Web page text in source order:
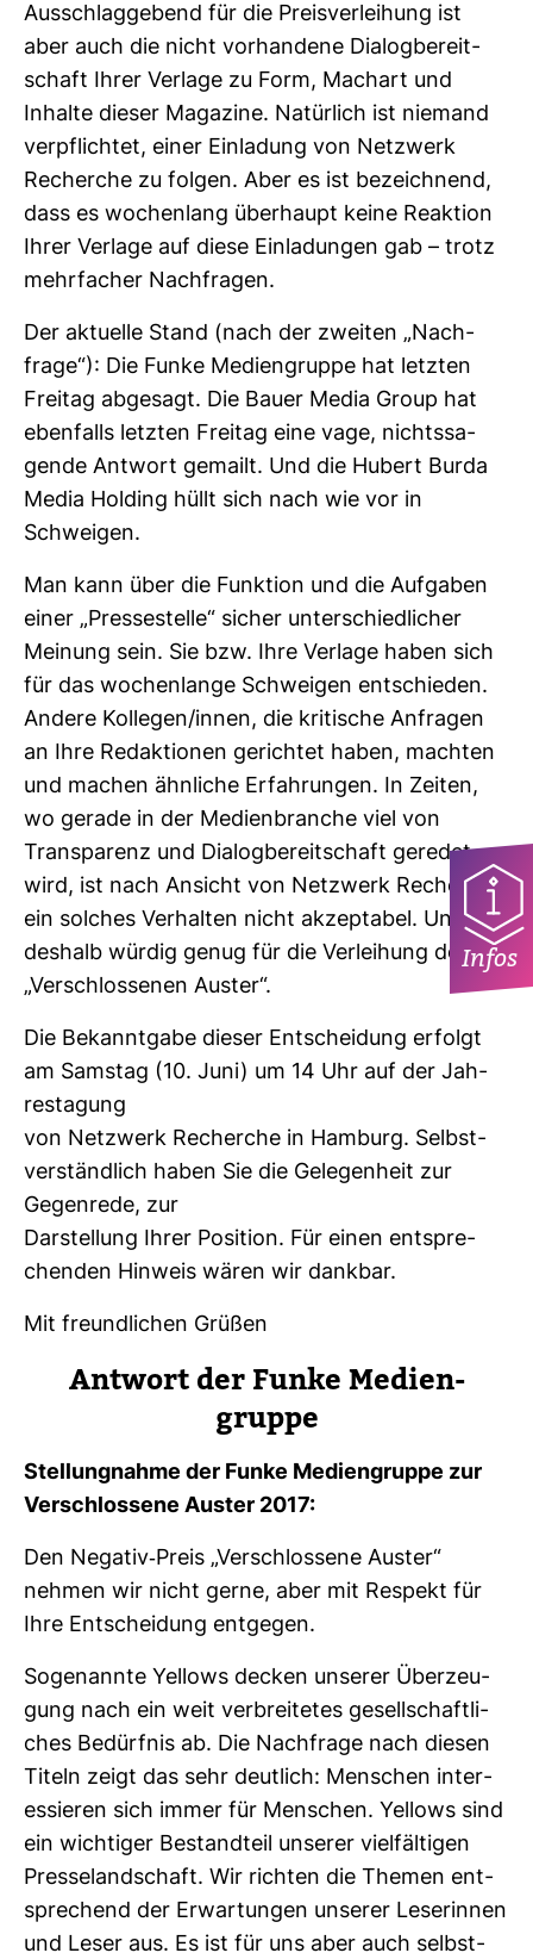
Aus­schlag­ge­bend für die Preis­ver­lei­hung ist
aber auch die nicht vor­han­dene Dia­log­be­reit­
schaft Ihrer Ver­lage zu Form, Machart und
Inhalte dieser Maga­zine. Natür­lich ist nie­mand
ver­pflichtet, einer Ein­la­dung von Netz­werk
Recherche zu folgen. Aber es ist bezeich­nend,
dass es wochen­lang über­haupt keine Reak­tion
Ihrer Ver­lage auf diese Ein­la­dungen gab – trotz
mehr­fa­cher Nach­fragen.
Der aktu­elle Stand (nach der zweiten „Nach­
frage“): Die Funke Medi­en­gruppe hat letzten
Freitag abge­sagt. Die Bauer Media Group hat
eben­falls letzten Freitag eine vage, nichts­sa­
gende Ant­wort gemailt. Und die Hubert Burda
Media Hol­ding hüllt sich nach wie vor in
Schweigen.
Man kann über die Funk­tion und die Auf­gaben
einer „Pres­se­stelle“ sicher unter­schied­li­cher
Mei­nung sein. Sie bzw. Ihre Ver­lage haben sich
für das wochen­lange Schweigen ent­schieden.
Andere Kol­legen/innen, die kri­ti­sche Anfragen
an Ihre Redak­tionen gerichtet haben, machten
und machen ähn­liche Erfah­rungen. In Zeiten,
wo gerade in der Medi­en­branche viel von
Trans­pa­renz und Dia­log­be­reit­schaft geredet
wird, ist nach Ansicht von Netz­werk Recherche
ein sol­ches Ver­halten nicht akzep­tabel. Und
des­halb würdig genug für die Ver­lei­hung der
„Ver­schlos­senen Auster“.
Die Bekannt­gabe dieser Ent­schei­dung erfolgt
am Samstag (10. Juni) um 14 Uhr auf der Jah­
res­ta­gung
von Netz­werk Recherche in Ham­burg. Selbst­
ver­ständ­lich haben Sie die Gele­gen­heit zur
Gegen­rede, zur
Dar­stel­lung Ihrer Posi­tion. Für einen ent­spre­
chenden Hin­weis wären wir dankbar.
Mit freund­li­chen Grüßen
Ant­wort der Funke Medi­en­
gruppe
Stel­lung­nahme der Funke Medi­en­gruppe zur
Ver­schlos­sene Auster 2017:
Den Negativ-​Preis „Ver­schlos­sene Auster“
nehmen wir nicht gerne, aber mit Respekt für
Ihre Ent­schei­dung ent­gegen.
Soge­nannte Yel­lows decken unserer Über­zeu­
gung nach ein weit ver­brei­tetes gesell­schaft­li­
ches Bedürfnis ab. Die Nach­frage nach diesen
Titeln zeigt das sehr deut­lich: Men­schen inter­
es­sieren sich immer für Men­schen. Yel­lows sind
ein wich­tiger Bestand­teil unserer viel­fäl­tigen
Pres­se­land­schaft. Wir richten die Themen ent­
spre­chend der Erwar­tungen unserer Lese­rinnen
und Leser aus. Es ist für uns aber auch selbst­
Infos